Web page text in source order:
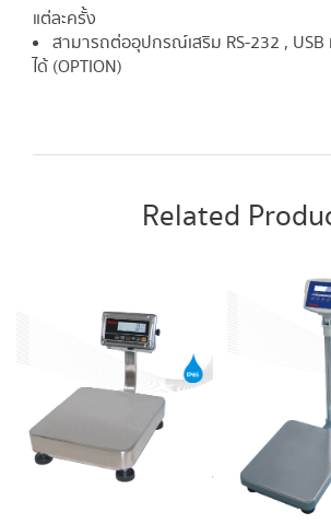
แต่ละครั้ง
สามารถต่ออุปกรณ์เสริม RS-232 , USB
ได้ (OPTION)
Related